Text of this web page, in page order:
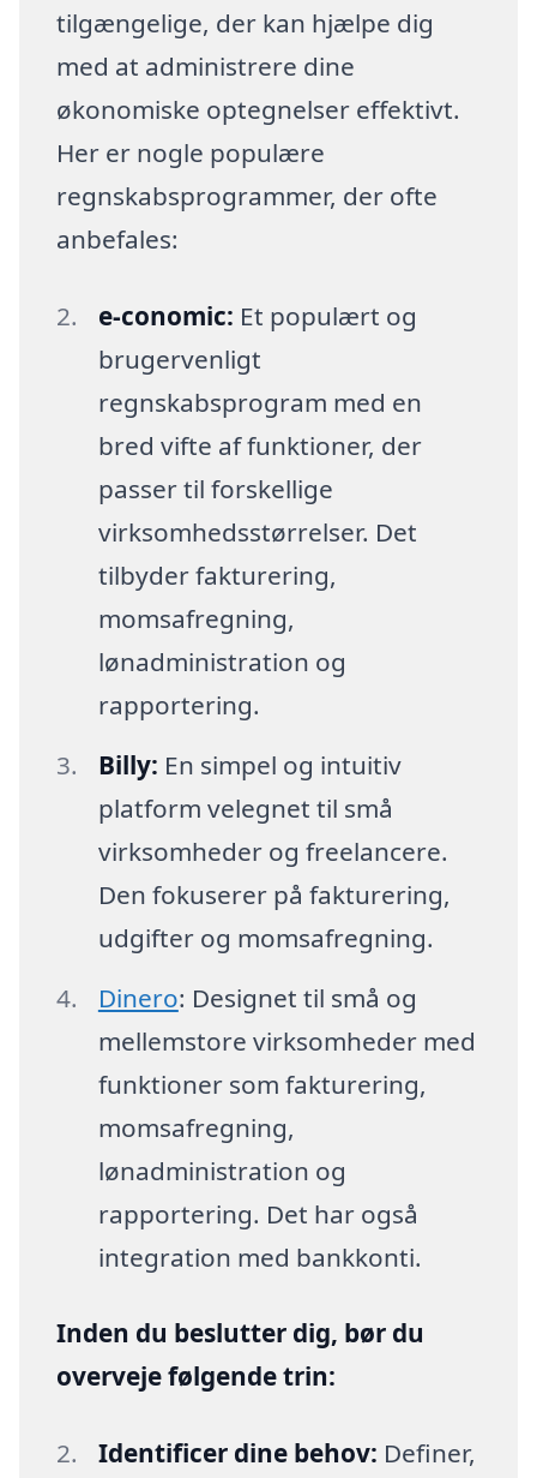
tilgængelige, der kan hjælpe dig
med at administrere dine
økonomiske optegnelser effektivt.
Her er nogle populære
regnskabsprogrammer, der ofte
anbefales:
e-conomic: Et populært og
brugervenligt
regnskabsprogram med en
bred vifte af funktioner, der
passer til forskellige
virksomhedsstørrelser. Det
tilbyder fakturering,
momsafregning,
lønadministration og
rapportering.
Billy: En simpel og intuitiv
platform velegnet til små
virksomheder og freelancere.
Den fokuserer på fakturering,
udgifter og momsafregning.
Dinero: Designet til små og
mellemstore virksomheder med
funktioner som fakturering,
momsafregning,
lønadministration og
rapportering. Det har også
integration med bankkonti.
Inden du beslutter dig, bør du
overveje følgende trin:
Identificer dine behov: Definer,